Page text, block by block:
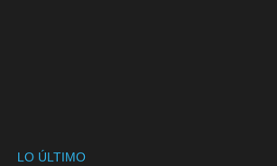
LO ÚLTIMO